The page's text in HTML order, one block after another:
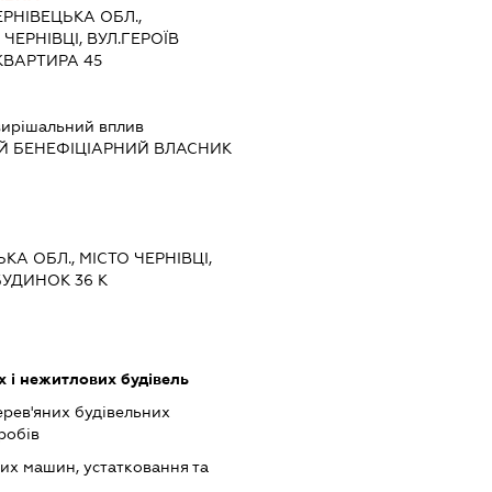
ОБЛ.,
ВУЛ.ГЕРОЇВ
45
вплив
БЕНЕФІЦІАРНИЙ ВЛАСНИК
ОБЛ., МІСТО ЧЕРНІВЦІ,
36 К
і нежитлових будівель
будівельних
машин, устатковання та